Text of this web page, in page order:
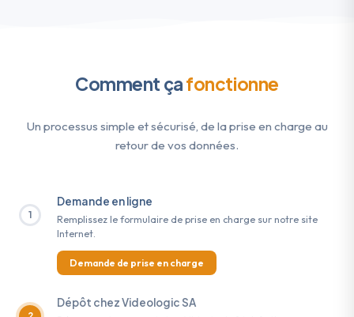
Comment çafonctionne
Un processus simple et sécurisé, de la prise en charge au
retour de vos données.
1
Demande en ligne
Remplissez le formulaire de prise en charge sur notre site
Internet.
Demande de prise en charge
Dépôt chez Videologic SA